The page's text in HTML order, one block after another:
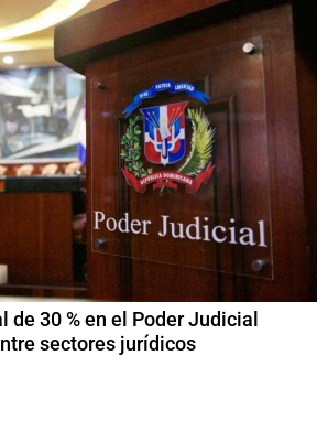
30 % en el Poder Judicial
sectores jurídicos